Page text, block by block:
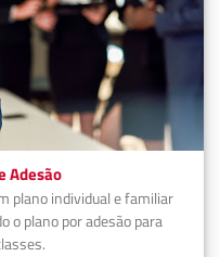
Adesão
plano individual e familiar
o plano por adesão para